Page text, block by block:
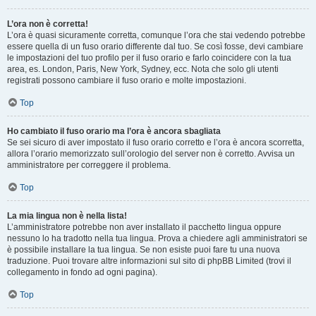
L’ora non è corretta!
L’ora è quasi sicuramente corretta, comunque l’ora che stai vedendo potrebbe
essere quella di un fuso orario differente dal tuo. Se così fosse, devi cambiare
le impostazioni del tuo profilo per il fuso orario e farlo coincidere con la tua
area, es. London, Paris, New York, Sydney, ecc. Nota che solo gli utenti
registrati possono cambiare il fuso orario e molte impostazioni.
Top
Ho cambiato il fuso orario ma l’ora è ancora sbagliata
Se sei sicuro di aver impostato il fuso orario corretto e l’ora è ancora scorretta,
allora l’orario memorizzato sull’orologio del server non è corretto. Avvisa un
amministratore per correggere il problema.
Top
La mia lingua non è nella lista!
L’amministratore potrebbe non aver installato il pacchetto lingua oppure
nessuno lo ha tradotto nella tua lingua. Prova a chiedere agli amministratori se
è possibile installare la tua lingua. Se non esiste puoi fare tu una nuova
traduzione. Puoi trovare altre informazioni sul sito di phpBB Limited (trovi il
collegamento in fondo ad ogni pagina).
Top